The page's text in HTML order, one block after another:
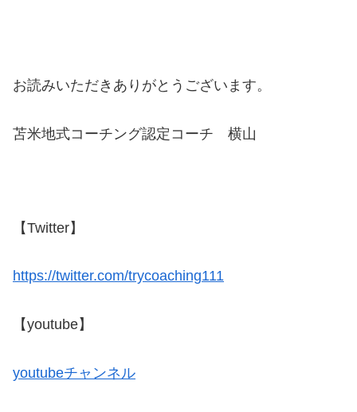
お読みいただきありがとうございます。
苫米地式コーチング認定コーチ 横山
【Twitter】
https://twitter.com/trycoaching111
【youtube】
youtubeチャンネル